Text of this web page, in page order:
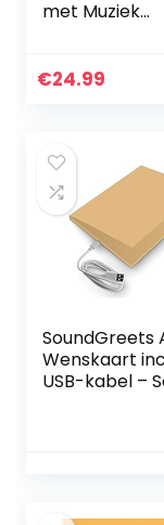
met Muziek
€24.99
SoundGreets
Wenskaart
USB-kabel –